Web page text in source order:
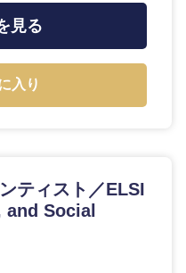
業投資
画業務
消費財
ださい
スタートアップ企
業
見る
入り
ティスト／ELSI
Social